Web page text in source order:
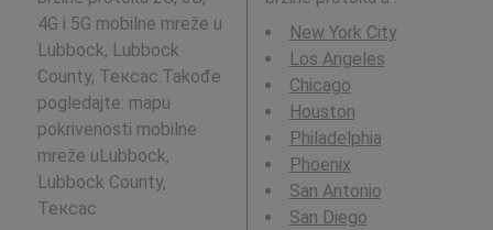
4G i 5G mobilne mreže u
Lubbock, Lubbock
County, Тексас.Takođe
pogledajte: mapu
pokrivenosti mobilne
mreže uLubbock,
Lubbock County,
Тексас
New York City
Los Angeles
Chicago
Houston
Philadelphia
Phoenix
San Antonio
San Diego